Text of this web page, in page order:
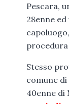
Pescara,
28enne
procedura
Stesso
comune
40enne di